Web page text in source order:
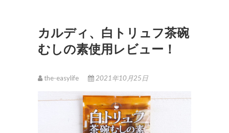
カルディ、白トリュフ茶碗
むしの素使用レビュー！
the-easylife 2021年10月25日